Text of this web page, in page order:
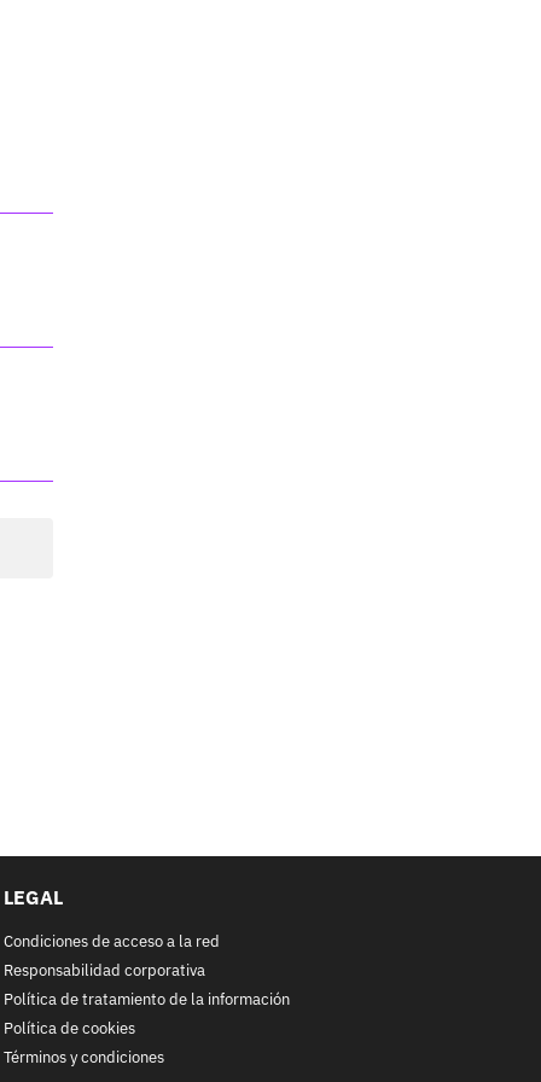
LEGAL
Condiciones de acceso a la red
Responsabilidad corporativa
Política de tratamiento de la información
Política de cookies
Términos y condiciones